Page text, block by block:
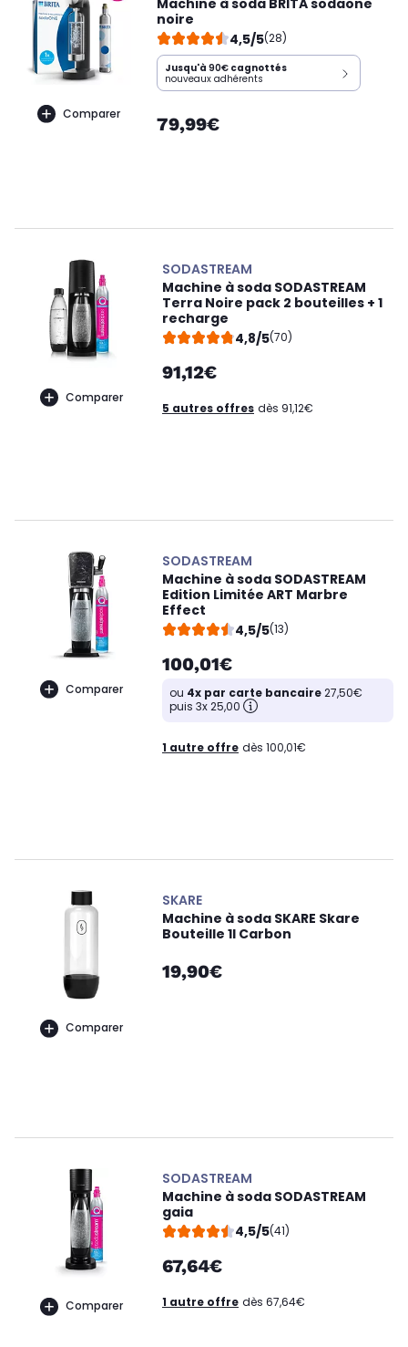
Comparer
Machine à soda BRITA sodaone
noire
4,5/5(28)
Jusqu'à 90€ cagnottés
nouveaux adhérents
79,99€
Comparer
SODASTREAM
Machine à soda SODASTREAM
Terra Noire pack 2 bouteilles + 1
recharge
4,8/5(70)
91,12€
5 autres offres dès 91,12€
Comparer
SODASTREAM
Machine à soda SODASTREAM
Edition Limitée ART Marbre
Effect
4,5/5(13)
100,01€
ou 4x par carte bancaire27,50€
puis 3x 25,00
1 autre offre dès 100,01€
Comparer
SKARE
Machine à soda SKARE Skare
Bouteille 1l Carbon
19,90€
Comparer
SODASTREAM
Machine à soda SODASTREAM
gaia
4,5/5(41)
67,64€
1 autre offre dès 67,64€